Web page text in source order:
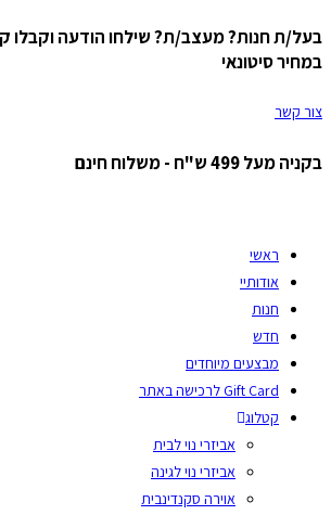
Skip
to
בעל/ת חנות? מעצב/ת? שילחו הודעה וקבלו
במחיר סיטונאי
צור קשר
בקניה מעל 499 ש"ח - משלוח חינם
ראשי
אודותיי
חנות
חדש
מבצעים מיוחדים
Gift Card לרכישה באתר
קטלוג
אביזרי נוי לבית
אביזרי נוי לגינה
אוירה סקנדינבית